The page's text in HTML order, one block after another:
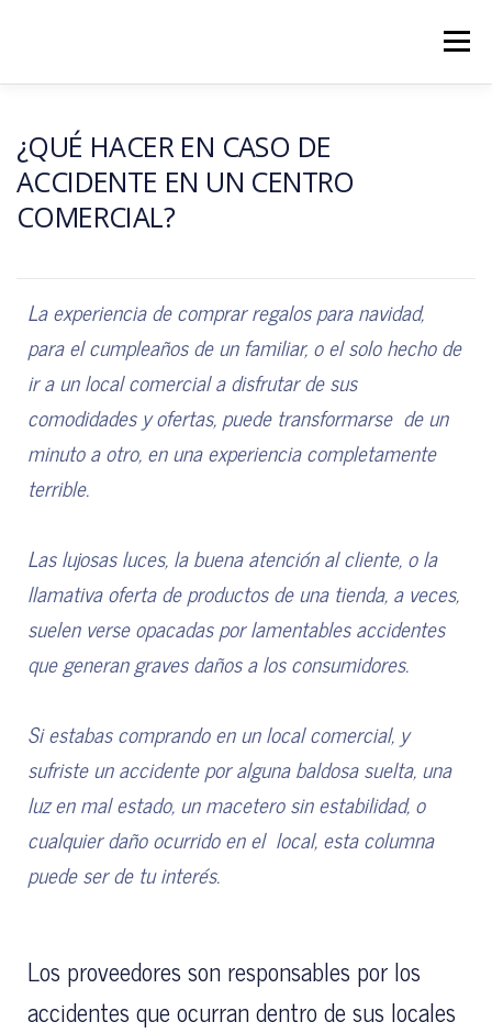
Menú
LEYES Y NORMATIVA
¿QUÉ HACER EN CASO DE
ACCIDENTE EN UN CENTRO
COMERCIAL?
La experiencia de comprar regalos para navidad,
para el cumpleaños de un familiar, o el solo hecho de
ir a un local comercial a disfrutar de sus
comodidades y ofertas, puede transformarse de un
minuto a otro, en una experiencia completamente
terrible.
Las lujosas luces, la buena atención al cliente, o la
llamativa oferta de productos de una tienda, a veces,
suelen verse opacadas por lamentables accidentes
que generan graves daños a los consumidores.
Si estabas comprando en un local comercial, y
sufriste un accidente por alguna baldosa suelta, una
luz en mal estado, un macetero sin estabilidad, o
cualquier daño ocurrido en el local, esta columna
puede ser de tu interés.
Los proveedores son responsables por los
accidentes que ocurran dentro de sus locales